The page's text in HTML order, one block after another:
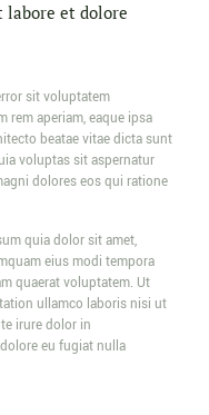
labore et dolore
sit voluptatem
rem aperiam, eaque ipsa
beatae vitae dicta sunt
voluptas sit aspernatur
dolores eos qui ratione
quia dolor sit amet,
eius modi tempora
quaerat voluptatem. Ut
ullamco laboris nisi ut
irure dolor in
eu fugiat nulla